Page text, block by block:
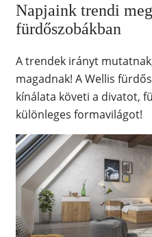
Napjaink trendi
fürdőszobákban
A trendek irányt
magadnak! A Wellis
kínálata követi a divatot,
különleges formavilágot!